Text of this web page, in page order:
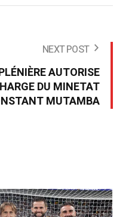
NEXT POST
AUTORISE
DU MINETAT
MUTAMBA